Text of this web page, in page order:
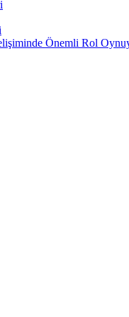
Önemli Rol